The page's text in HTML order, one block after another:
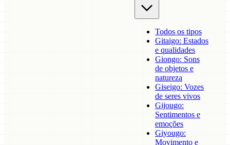
Todos os tipos
Gitaigo: Estados
e qualidades
Giongo: Sons
de objetos e
natureza
Giseigo: Vozes
de seres vivos
Gijougo:
Sentimentos e
emoções
Giyougo:
Movimento e